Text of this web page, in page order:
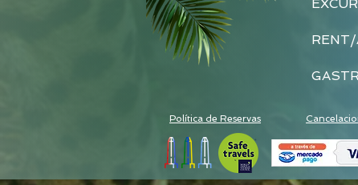
RENT/
Política de Reservas